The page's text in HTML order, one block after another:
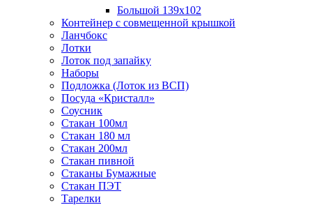
Большой 139х102
Контейнер с совмещенной крышкой
Ланчбокс
Лотки
Лоток под запайку
Наборы
Подложка (Лоток из ВСП)
Посуда «Кристалл»
Соусник
Стакан 100мл
Стакан 180 мл
Стакан 200мл
Стакан пивной
Стаканы Бумажные
Стакан ПЭТ
Тарелки